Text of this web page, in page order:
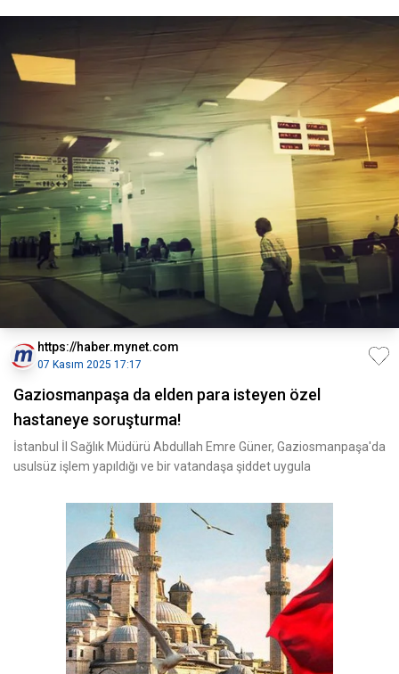
https://haber.mynet.com
07 Kasım 2025 17:17
Gaziosmanpaşa da elden para isteyen özel
hastaneye soruşturma!
İstanbul İl Sağlık Müdürü Abdullah Emre Güner, Gaziosmanpaşa'da
usulsüz işlem yapıldığı ve bir vatandaşa şiddet uygula